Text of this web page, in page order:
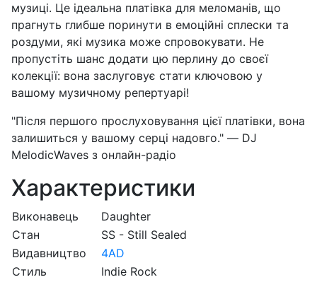
музиці. Це ідеальна платівка для меломанів, що
прагнуть глибше поринути в емоційні сплески та
роздуми, які музика може спровокувати. Не
пропустіть шанс додати цю перлину до своєї
колекції: вона заслуговує стати ключовою у
вашому музичному репертуарі!
"Після першого прослуховування цієї платівки, вона
залишиться у вашому серці надовго." — DJ
MelodicWaves з онлайн-радіо
Характеристики
Виконавець
Daughter
Стан
SS - Still Sealed
Видавництво
4AD
Стиль
Indie Rock